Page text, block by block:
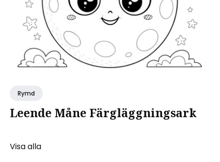
Rymd
Leende Måne Färgläggningsark
Visa alla